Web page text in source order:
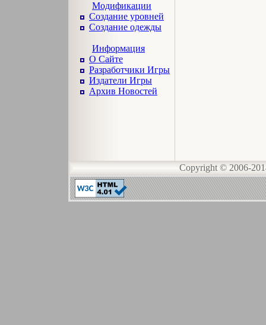
Модификации
Создание уровней
Создание одежды
Информация
О Сайте
Разработчики Игры
Издатели Игры
Архив Новостей
Copyright © 2006-